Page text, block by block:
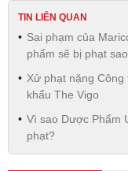
TIN LIÊN QUAN
Sai phạm của
phẩm sẽ bị phạt
Xử phạt nặng
khẩu The Vigo
Vì sao Dược Phẩm
phạt?